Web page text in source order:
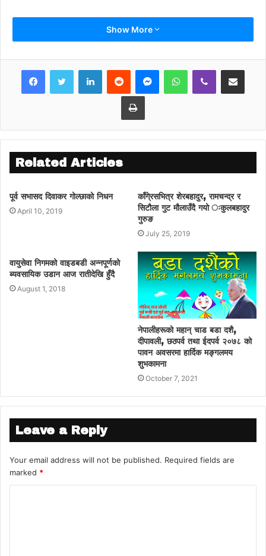
Show More
LinkedInReddit MessengerWhatsAppViber Share via Email
Print
Related Articles
पूर्व सभासद दिवाकर गोल्छाको निधन
April 10, 2019
काँगे्रसभित्र शेरबहादुर, रामचन्द्र र
सिटौला गुट मौलाउँदै गयो ःकुलबहादुर
गुरुङ
July 25, 2019
वायुसेवा निगमको वाइडबडी अन्नपूर्णको
ब्यवसायिक उडान आज रातीदेखि हुँदै
August 1, 2018
नेपालीहरूको महान् चाड बडा दशै,
दीपावली, छठपर्व तथा ईदपर्व २०७८ को
पावन अवसरमा हार्दिक मङ्गलमय
शुभकामना
October 7, 2021
Leave a Reply
Your email address will not be published. Required fields are
marked *